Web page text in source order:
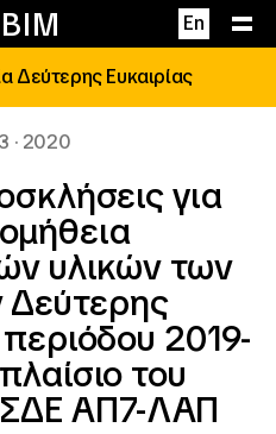
En
Δεύτερης Ευκαιρίας
· 2020
για
υλικών των
Δεύτερης
2019-
του
ΑΠ7-ΛΑΠ